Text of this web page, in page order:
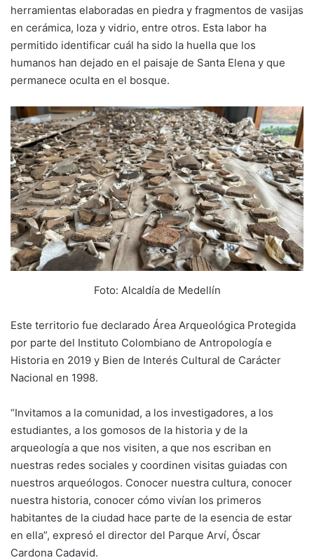
herramientas elaboradas en piedra y fragmentos de vasijas
en cerámica, loza y vidrio, entre otros. Esta labor ha
permitido identificar cuál ha sido la huella que los
humanos han dejado en el paisaje de Santa Elena y que
permanece oculta en el bosque.
Foto: Alcaldía de Medellín
Este territorio fue declarado Área Arqueológica Protegida
por parte del Instituto Colombiano de Antropología e
Historia en 2019 y Bien de Interés Cultural de Carácter
Nacional en 1998.
“Invitamos a la comunidad, a los investigadores, a los
estudiantes, a los gomosos de la historia y de la
arqueología a que nos visiten, a que nos escriban en
nuestras redes sociales y coordinen visitas guiadas con
nuestros arqueólogos. Conocer nuestra cultura, conocer
nuestra historia, conocer cómo vivían los primeros
habitantes de la ciudad hace parte de la esencia de estar
en ella”, expresó el director del Parque Arví, Óscar
Cardona Cadavid.